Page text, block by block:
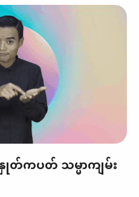
နှုတ်ကပတ် သမ္မာကျမ်း